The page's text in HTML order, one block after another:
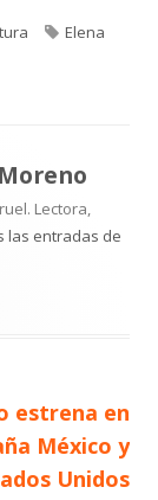
Etiquetas
Elena
Lectora,
las entradas de
estrena en
México y
Unidos